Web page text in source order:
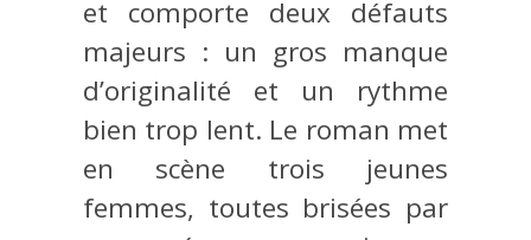
et comporte deux défauts
majeurs : un gros manque
d’originalité et un rythme
bien trop lent. Le roman met
en scène trois jeunes
femmes, toutes brisées par